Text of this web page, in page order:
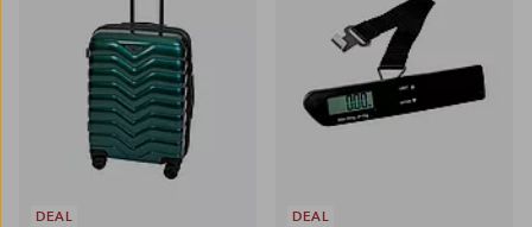
DEAL DEAL